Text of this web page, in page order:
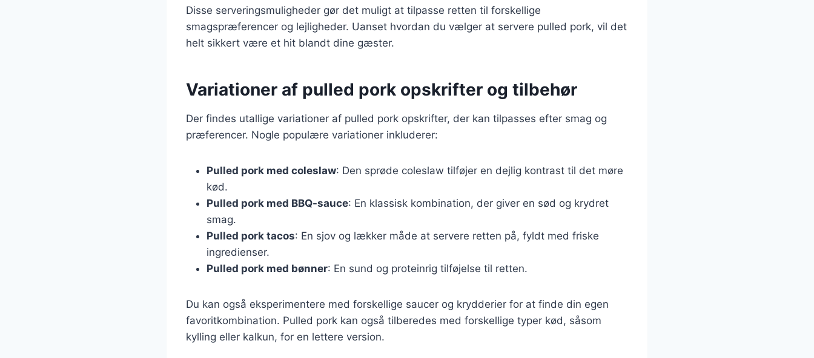
Disse serveringsmuligheder gør det muligt at tilpasse retten til forskellige
smagspræferencer og lejligheder. Uanset hvordan du vælger at servere pulled pork, vil det
helt sikkert være et hit blandt dine gæster.
Variationer af pulled pork opskrifter og tilbehør
Der findes utallige variationer af pulled pork opskrifter, der kan tilpasses efter smag og
præferencer. Nogle populære variationer inkluderer:
Pulled pork med coleslaw: Den sprøde coleslaw tilføjer en dejlig kontrast til det møre
kød.
Pulled pork med BBQ-sauce: En klassisk kombination, der giver en sød og krydret
smag.
Pulled pork tacos: En sjov og lækker måde at servere retten på, fyldt med friske
ingredienser.
Pulled pork med bønner: En sund og proteinrig tilføjelse til retten.
Du kan også eksperimentere med forskellige saucer og krydderier for at finde din egen
favoritkombination. Pulled pork kan også tilberedes med forskellige typer kød, såsom
kylling eller kalkun, for en lettere version.